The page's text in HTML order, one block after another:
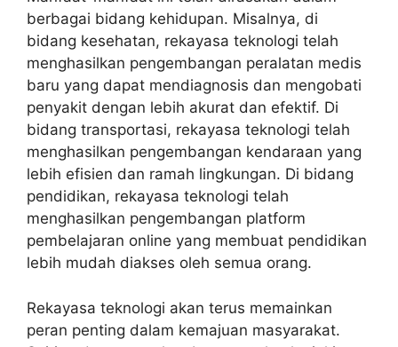
berbagai bidang kehidupan. Misalnya, di
bidang kesehatan, rekayasa teknologi telah
menghasilkan pengembangan peralatan medis
baru yang dapat mendiagnosis dan mengobati
penyakit dengan lebih akurat dan efektif. Di
bidang transportasi, rekayasa teknologi telah
menghasilkan pengembangan kendaraan yang
lebih efisien dan ramah lingkungan. Di bidang
pendidikan, rekayasa teknologi telah
menghasilkan pengembangan platform
pembelajaran online yang membuat pendidikan
lebih mudah diakses oleh semua orang.
Rekayasa teknologi akan terus memainkan
peran penting dalam kemajuan masyarakat.